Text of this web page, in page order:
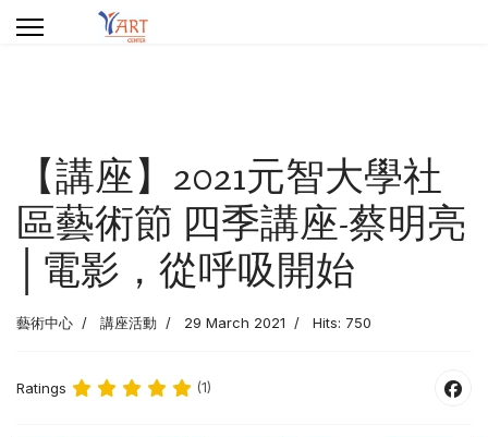
【講座】2021元智大學社
區藝術節 四季講座-蔡明亮
│電影，從呼吸開始
藝術中心 講座活動 29 March 2021 Hits: 750
Ratings (1)